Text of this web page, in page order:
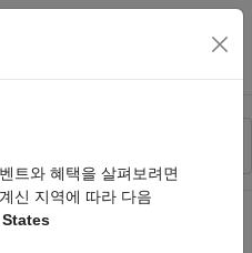
뉴 토글
트와 혜택을 살펴보려면
신 지역에 따라 다음